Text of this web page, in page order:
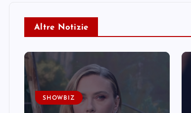
Altre Notizie
SHOWBIZ